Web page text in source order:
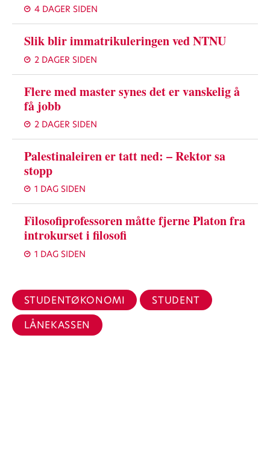
4 DAGER SIDEN
Slik blir immatrikuleringen ved NTNU
2 DAGER SIDEN
Flere med master synes det er vanskelig å
få jobb
2 DAGER SIDEN
Palestinaleiren er tatt ned: – Rektor sa
stopp
1 DAG SIDEN
Filosofiprofessoren måtte fjerne Platon fra
introkurset i filosofi
1 DAG SIDEN
STUDENTØKONOMI
STUDENT
LÅNEKASSEN